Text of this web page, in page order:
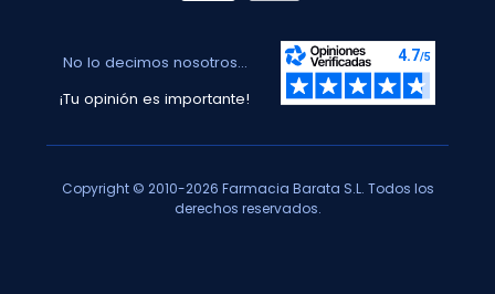
No lo decimos nosotros...
¡Tu opinión es importante!
Copyright © 2010-2026 Farmacia Barata S.L. Todos los
derechos reservados.